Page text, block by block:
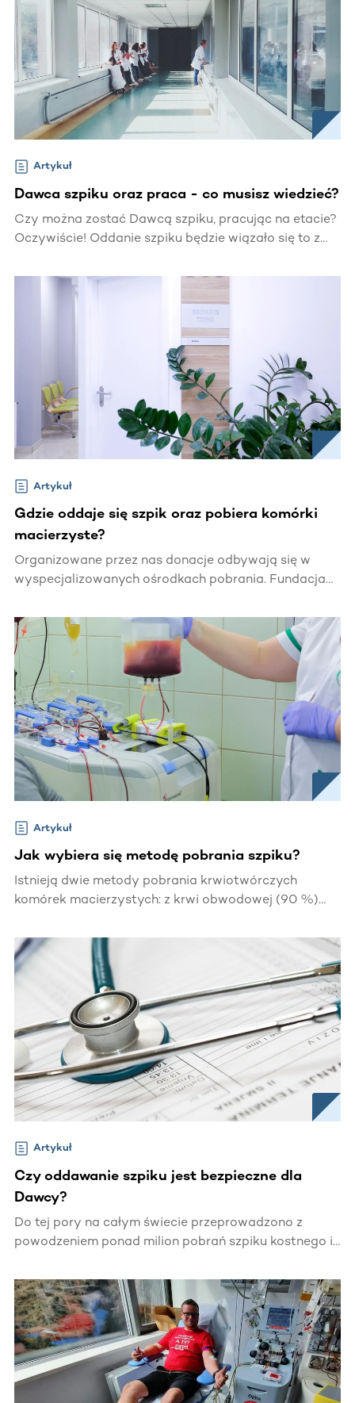
Artykuł
Dawca szpiku oraz praca - co musisz wiedzieć?
Czy można zostać Dawcą szpiku, pracując na etacie?
Oczywiście! Oddanie szpiku będzie wiązało się to z
szczegółowych badań oraz procedurę pobrania.
Możesz być spokojny, bo Twoja nieobecność ma
solidną podstawę prawną – tę kwestię reguluje
Artykuł
Gdzie oddaje się szpik oraz pobiera komórki
macierzyste?
Organizowane przez nas donacje odbywają się w
wyspecjalizowanych ośrodkach pobrania. Fundacja
miejsca zamieszkania Dawcy, ale ostatecznie o tym,
gdzie się odbędzie decyduje dostępność miejsc w
klinikach pobrania.
Artykuł
Jak wybiera się metodę pobrania szpiku?
Istnieją dwie metody pobrania krwiotwórczych
komórek macierzystych: z krwi obwodowej (90 %)
tym, jaką metodą zostanie pobrany materiał do
transplantacji? Co bierze się pod uwagę? Czy Dawca
ma wpływ na wybór metody pobrania?
Artykuł
Czy oddawanie szpiku jest bezpieczne dla
Dawcy?
Do tej pory na całym świecie przeprowadzono z
powodzeniem ponad milion pobrań szpiku kostnego i
często podkreślają, że procedura pobrania jest
zabiegiem bezpiecznym, nie stanowiącym istotnego
zagrożenia dla zdrowia i życia Dawcy.